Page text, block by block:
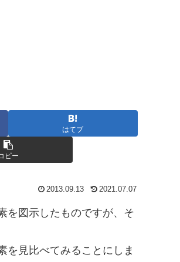
はてブ
ピー
2013.09.13 2021.07.07
を図示したものですが、そ
を見比べてみることにしま